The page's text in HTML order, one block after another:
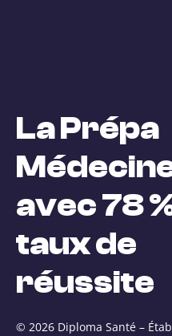
La Prépa
avec 78
taux de
réussite
© 2026 Diploma Santé –